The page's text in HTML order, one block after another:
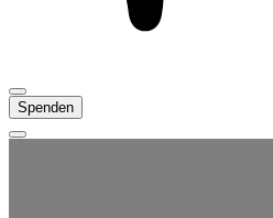
Spenden